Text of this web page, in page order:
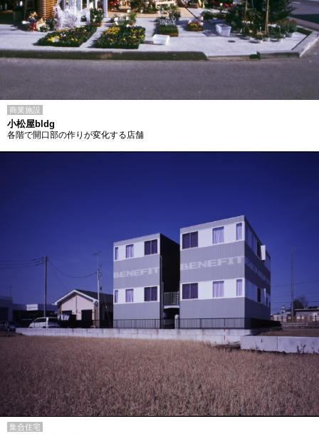
商業施設
小松屋bldg
各階で開口部の作りが変化する店舗
集合住宅